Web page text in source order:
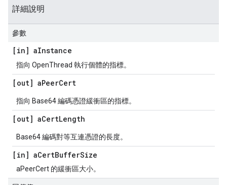
詳細說明
參數
[in] aInstance
指向 OpenThread 執行個體的指標。
[out] aPeerCert
指向 Base64 編碼憑證緩衝區的指標。
[out] aCertLength
Base64 編碼對等互連憑證的長度。
[in] aCertBufferSize
aPeerCert 的緩衝區大小。